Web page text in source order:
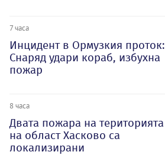
7 часа
Инцидент в Ормузкия проток:
Снаряд удари кораб, избухна
пожар
8 часа
Двата пожара на територията
на област Хасково са
локализирани